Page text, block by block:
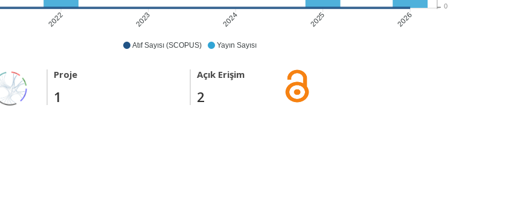
Atıf Sayısı (SCOPUS) Yayın Sayısı
2022 2023 2024 2025 2026
0
Proje
1
Açık Erişim
2